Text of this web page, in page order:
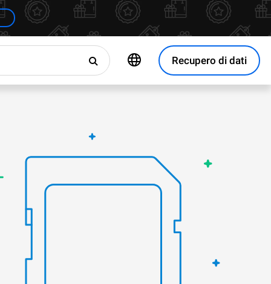
Recupero di dati